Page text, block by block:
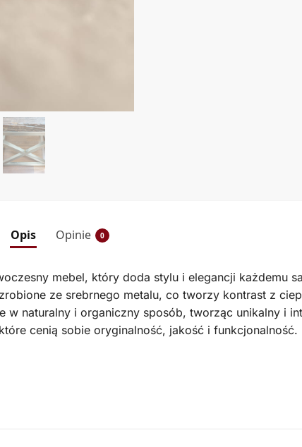
Opis Opinie 0
mebel, który doda stylu i elegancji każdemu
ze srebrnego metalu, co tworzy kontrast z
w naturalny i organiczny sposób, tworząc unikalny i
cenią sobie oryginalność, jakość i funkcjonalność.